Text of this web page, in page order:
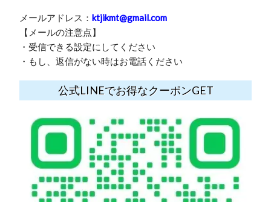
メールアドレス： ktjikmt@gmail.com
【メールの注意点】
・受信できる設定にしてください
・もし、返信がない時はお電話ください
公式LINEでお得なクーポンGET